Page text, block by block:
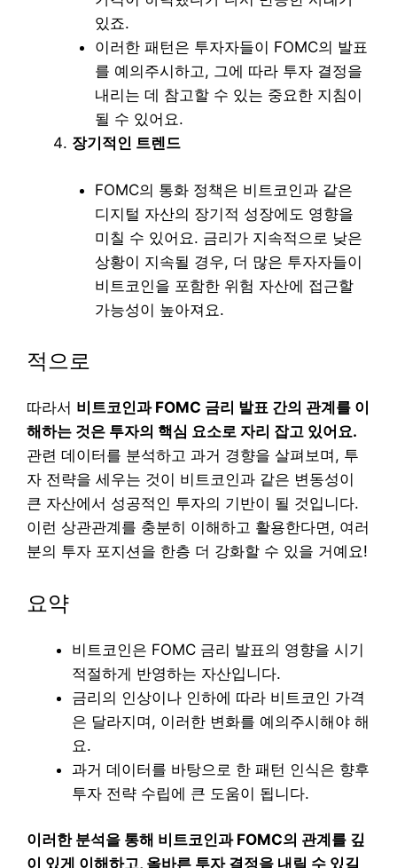
있죠.
이러한 패턴은 투자자들이 FOMC의 발표
를 예의주시하고, 그에 따라 투자 결정을
내리는 데 참고할 수 있는 중요한 지침이
될 수 있어요.
장기적인 트렌드
FOMC의 통화 정책은 비트코인과 같은
디지털 자산의 장기적 성장에도 영향을
미칠 수 있어요. 금리가 지속적으로 낮은
상황이 지속될 경우, 더 많은 투자자들이
비트코인을 포함한 위험 자산에 접근할
가능성이 높아져요.
적으로
따라서 비트코인과 FOMC 금리 발표 간의 관계를 이
해하는 것은 투자의 핵심 요소로 자리 잡고 있어요.
관련 데이터를 분석하고 과거 경향을 살펴보며, 투
자 전략을 세우는 것이 비트코인과 같은 변동성이
큰 자산에서 성공적인 투자의 기반이 될 것입니다.
이런 상관관계를 충분히 이해하고 활용한다면, 여러
분의 투자 포지션을 한층 더 강화할 수 있을 거예요!
요약
비트코인은 FOMC 금리 발표의 영향을 시기
적절하게 반영하는 자산입니다.
금리의 인상이나 인하에 따라 비트코인 가격
은 달라지며, 이러한 변화를 예의주시해야 해
요.
과거 데이터를 바탕으로 한 패턴 인식은 향후
투자 전략 수립에 큰 도움이 됩니다.
이러한 분석을 통해 비트코인과 FOMC의 관계를 깊
이 있게 이해하고, 올바른 투자 결정을 내릴 수 있길